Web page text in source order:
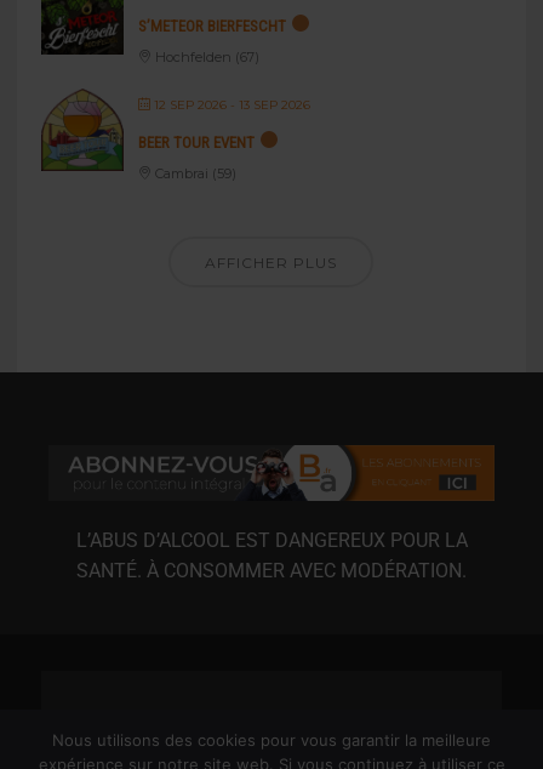
S’METEOR BIERFESCHT
Hochfelden (67)
12 SEP 2026- 13 SEP 2026
BEER TOUR EVENT
Cambrai (59)
AFFICHER PLUS
L’ABUS D’ALCOOL EST DANGEREUX POUR LA
SANTÉ. À CONSOMMER AVEC MODÉRATION.
Nous utilisons des cookies pour vous garantir la meilleure
expérience sur notre site web. Si vous continuez à utiliser ce